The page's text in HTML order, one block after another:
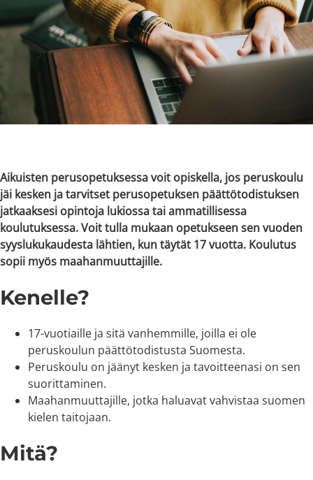
Aikuisten perusopetuksessa voit opiskella, jos peruskoulu
jäi kesken ja tarvitset perusopetuksen päättötodistuksen
jatkaaksesi opintoja lukiossa tai ammatillisessa
koulutuksessa. Voit tulla mukaan opetukseen sen vuoden
syyslukukaudesta lähtien, kun täytät 17 vuotta. Koulutus
sopii myös maahanmuuttajille.
Kenelle?
17-vuotiaille ja sitä vanhemmille, joilla ei ole
peruskoulun päättötodistusta Suomesta.
Peruskoulu on jäänyt kesken ja tavoitteenasi on sen
suorittaminen.
Maahanmuuttajille, jotka haluavat vahvistaa suomen
kielen taitojaan.
Mitä?